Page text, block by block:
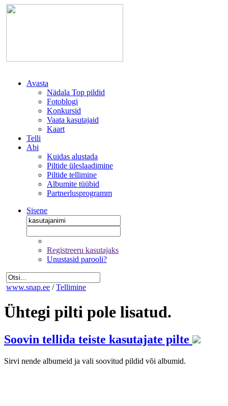
Avasta
Nädala Top pildid
Fotoblogi
Konkursid
Vaata kasutajaid
Kaart
Telli
Abi
Kuidas alustada
Piltide üleslaadimine
Piltide tellimine
Albumite tüübid
Partnerlusprogramm
Sisene
Registreeru kasutajaks
Unustasid parooli?
www.snap.ee / Tellimine
Ühtegi pilti pole lisatud.
Soovin tellida teiste kasutajate pilte
Sirvi nende albumeid ja vali soovitud pildid või albumid.